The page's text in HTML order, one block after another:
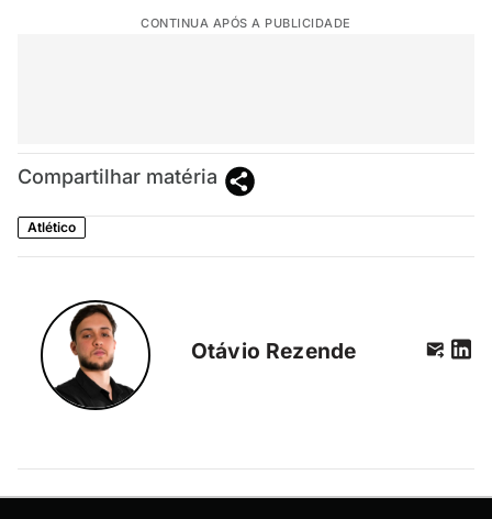
CONTINUA APÓS A PUBLICIDADE
Compartilhar matéria
Atlético
Otávio Rezende